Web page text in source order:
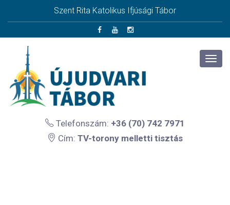
Szent Rita Katolikus Ifjúsági Tábor
Telefonszám: +36 (70) 742 7971
Cím: TV-torony melletti tisztás